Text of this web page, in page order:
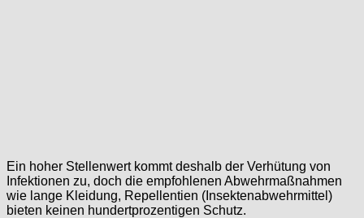
Ein hoher Stellenwert kommt deshalb der Verhütung von
Infektionen zu, doch die empfohlenen Abwehrmaßnahmen
wie lange Kleidung, Repellentien (Insektenabwehrmittel)
bieten keinen hundertprozentigen Schutz.